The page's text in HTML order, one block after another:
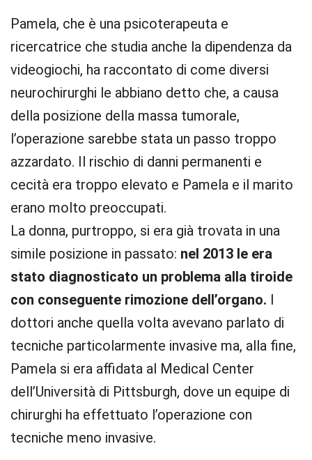
Pamela, che è una psicoterapeuta e
ricercatrice che studia anche la dipendenza da
videogiochi, ha raccontato di come diversi
neurochirurghi le abbiano detto che, a causa
della posizione della massa tumorale,
l’operazione sarebbe stata un passo troppo
azzardato. Il rischio di danni permanenti e
cecità era troppo elevato e Pamela e il marito
erano molto preoccupati.
La donna, purtroppo, si era già trovata in una
simile posizione in passato: nel 2013 le era
stato diagnosticato un problema alla tiroide
con conseguente rimozione dell’organo. I
dottori anche quella volta avevano parlato di
tecniche particolarmente invasive ma, alla fine,
Pamela si era affidata al Medical Center
dell’Università di Pittsburgh, dove un equipe di
chirurghi ha effettuato l’operazione con
tecniche meno invasive.